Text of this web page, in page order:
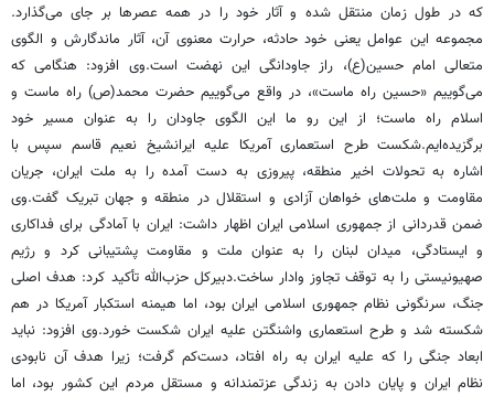
که در طول زمان منتقل شده و آثار خود را در همه عصرها بر جای می‌گذارد.
مجموعه این عوامل یعنی خود حادثه، حرارت معنوی آن، آثار ماندگارش و الگوی
متعالی امام حسین(ع)، راز جاودانگی این نهضت است.وی افزود: هنگامی که
می‌گوییم «حسین راه ماست»، در واقع می‌گوییم حضرت محمد(ص) راه ماست و
اسلام راه ماست؛ از این رو ما این الگوی جاودان را به عنوان مسیر خود
برگزیده‌ایم.شکست طرح استعماری آمریکا علیه ایرانشیخ نعیم قاسم سپس با
اشاره به تحولات اخیر منطقه، پیروزی به دست آمده را به ملت ایران، جریان
مقاومت و ملت‌های خواهان آزادی و استقلال در منطقه و جهان تبریک گفت.وی
ضمن قدردانی از جمهوری اسلامی ایران اظهار داشت: ایران با آمادگی برای فداکاری
و ایستادگی، میدان لبنان را به عنوان ملت و مقاومت پشتیبانی کرد و رژیم
صهیونیستی را به توقف تجاوز وادار ساخت.دبیرکل حزب‌الله تأکید کرد: هدف اصلی
جنگ، سرنگونی نظام جمهوری اسلامی ایران بود، اما هیمنه استکبار آمریکا در هم
شکسته شد و طرح استعماری واشنگتن علیه ایران شکست خورد.وی افزود: نباید
ابعاد جنگی را که علیه ایران به راه افتاد، دست‌کم گرفت؛ زیرا هدف آن نابودی
نظام ایران و پایان دادن به زندگی عزتمندانه و مستقل مردم این کشور بود، اما